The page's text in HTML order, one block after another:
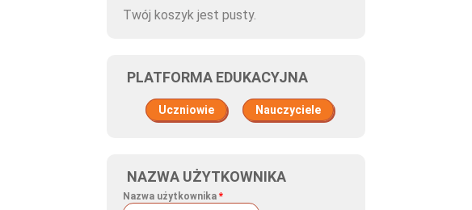
Twój koszyk jest pusty.
PLATFORMA EDUKACYJNA
Uczniowie Nauczyciele
NAZWA UŻYTKOWNIKA
Nazwa użytkownika *